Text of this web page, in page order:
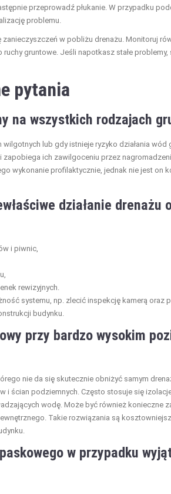
przeprowadź płukanie. W przypadku
problemu.
w pobliżu drenażu. Monitoruj
gruntowe. Jeśli napotkasz stałe
pytania
na wszystkich rodzajach
lub gdy istnieje ryzyko działania wód
ich zawilgoceniu przez
wykonanie profilaktycznie, jednak nie jest on
działanie drenażu
i piwnic,
rewizyjnych.
systemu, np. zlecić inspekcję kamerą oraz
budynku.
przy bardzo wysokim
nie da się skutecznie obniżyć samym
i ścian podziemnych. Często stosuje się
wodę. Może być również konieczne
Takie rozwiązania są
w przypadku